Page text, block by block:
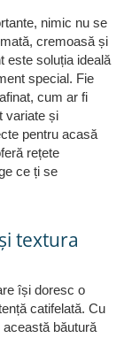
nimic nu se
cremoasă și
este soluția ideală
special. Fie
cum ar fi
variate și
pentru acasă
rețete
ce ți se
textura
își doresc o
catifelată. Cu
băutură